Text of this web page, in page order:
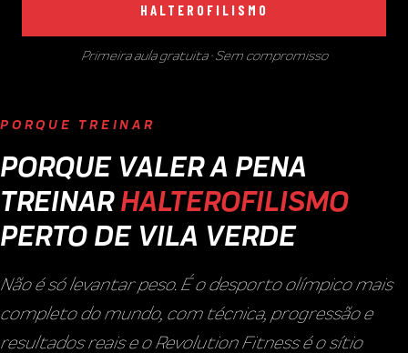
HALTEROFILISMO
Primeira aula gratuita · Sem compromisso
PORQUE TREINAR
PORQUE VALER A PENA
TREINARHALTEROFILISMO
PERTO DE VILA VERDE
Não é só levantar peso. É o desporto olímpico mais
completo do mundo, com técnica, progressão e
resultados reais e o Revolution Fitness é o sítio